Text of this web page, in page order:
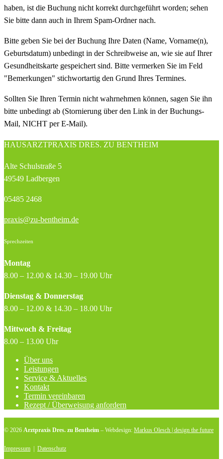
haben, ist die Buchung nicht korrekt durchgeführt worden; sehen
Sie bitte dann auch in Ihrem Spam-Ordner nach.
Bitte geben Sie bei der Buchung Ihre Daten (Name, Vorname(n),
Geburtsdatum) unbedingt in der Schreibweise an, wie sie auf Ihrer
Gesundheitskarte gespeichert sind. Bitte vermerken Sie im Feld
"Bemerkungen" stichwortartig den Grund Ihres Termines.
Sollten Sie Ihren Termin nicht wahrnehmen können, sagen Sie ihn
bitte unbedingt ab (Stornierung über den Link in der Buchungs-
Mail, NICHT per E-Mail).
HAUS­ARZTPRAXIS DRES. ZU BENTHEIM
Alte Schulstraße 5
49549 Ladbergen
05485 2468
praxis@zu-bentheim.de
Sprechzeiten
Montag
8.00 – 12.00 & 14.30 – 19.00 Uhr
Dienstag & Donnerstag
8.00 – 12.00 & 14.30 – 18.00 Uhr
Mittwoch & Freitag
8.00 – 13.00 Uhr
Über uns
Leistungen
Service & Aktuelles
Kontakt
Termin vereinbaren
Rezept / Überweisung anfordern
© 2026 Arztpraxis Dres. zu Bentheim – Webdesign: Markus Olesch | design the future
Impressum Datenschutz